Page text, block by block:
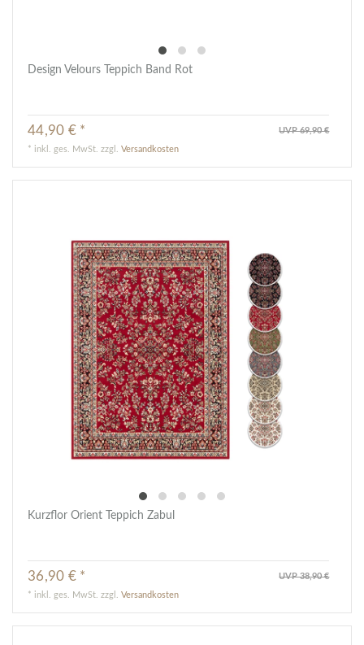
Design Velours Teppich Band Rot
UVP 69,90 €
44,90 € *
* inkl. ges. MwSt. zzgl.Versandkosten
Kurzflor Orient Teppich Zabul
UVP 38,90 €
36,90 € *
* inkl. ges. MwSt. zzgl.Versandkosten